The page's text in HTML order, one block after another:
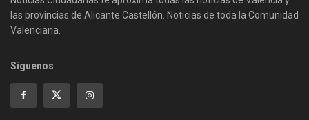
las provincias de Alicante Castellón. Noticias de toda la Comunidad
Valenciana.
Siguenos